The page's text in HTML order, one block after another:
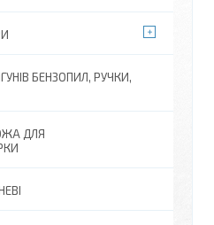
БЕНЗОПИЛ, РУЧКИ,
ДЛЯ